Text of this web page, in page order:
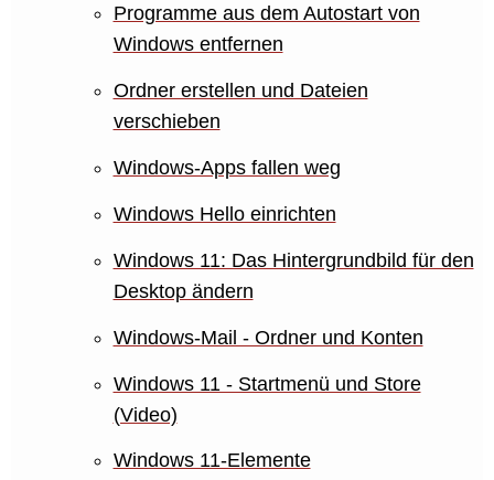
Programme aus dem Autostart von
Windows entfernen
Ordner erstellen und Dateien
verschieben
Windows-Apps fallen weg
Windows Hello einrichten
Windows 11: Das Hintergrundbild für den
Desktop ändern
Windows-Mail - Ordner und Konten
Windows 11 - Startmenü und Store
(Video)
Windows 11-Elemente